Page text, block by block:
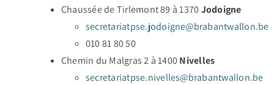
Chaussée de Tirlemont 89 à 1370Jodoigne
secretariatpse.jodoigne@brabantwallon.be
010 81 80 50
Chemin du Malgras 2 à 1400Nivelles
secretariatpse.nivelles@brabantwallon.be